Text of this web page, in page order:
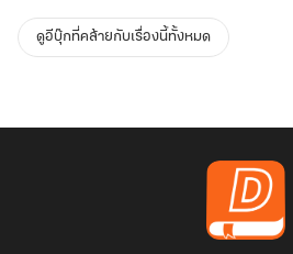
ดูอีบุ๊กที่คล้ายกับเรื่องนี้ทั้งหมด